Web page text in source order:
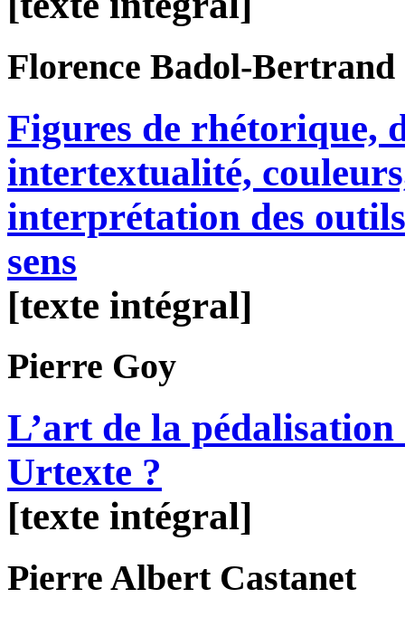
Florence Badol-Bertrand
Figures de rhétorique,
intertextualité,
interprétation des
sens
[texte intégral]
Pierre Goy
L’art de la
Urtexte ?
[texte intégral]
Pierre Albert Castanet